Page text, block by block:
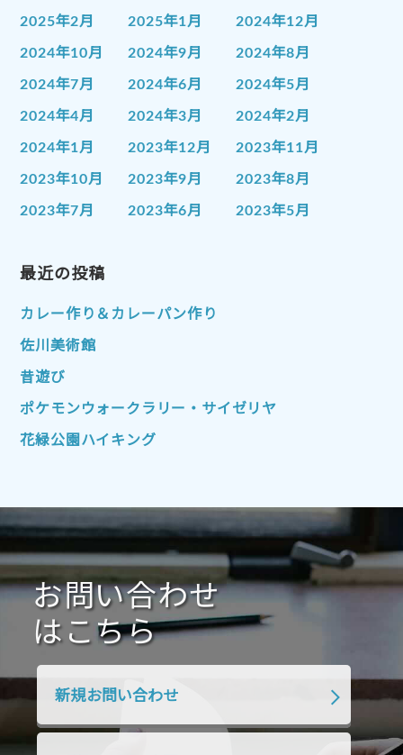
2025年2月 2025年1月 2024年12月
2024年10月 2024年9月 2024年8月
2024年7月 2024年6月 2024年5月
2024年4月 2024年3月 2024年2月
2024年1月 2023年12月 2023年11月
2023年10月 2023年9月 2023年8月
2023年7月 2023年6月 2023年5月
2023年1月
2022年10月 2022年9月
2022年7月
2022年4月
2022年1月 2021年12月 2021年11月
2021年10月 2021年9月
2021年1月 2020年12月 2020年11月
2020年10月 2020年9月 2020年8月
2020年7月 2020年6月 2020年5月
2020年4月 2020年3月 2020年2月
2019年9月
2019年4月
最近の投稿
カレー作り＆カレーパン作り
佐川美術館
昔遊び
ポケモンウォークラリー・サイゼリヤ
花緑公園ハイキング
お問い合わせ
はこちら
新規お問い合わせ